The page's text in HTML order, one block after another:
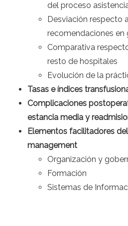
del proceso
Desviación respecto
recomendaciones en
Comparativa
resto de hospitales
Evolución de la
Tasas e índices
Complicaciones
estancia media y
Elementos facilitadores
management
Organización y
Formación
Sistemas de